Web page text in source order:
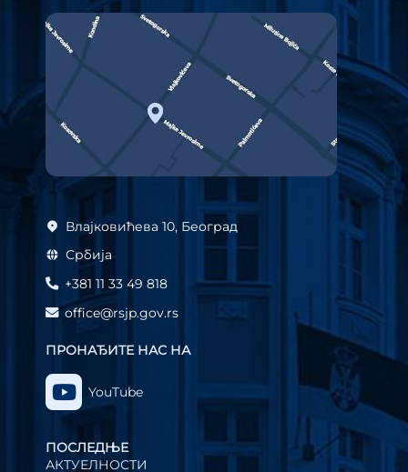
Влајковићева 10, Београд
Србија
+381 11 33 49 818
office@rsjp.gov.rs
ПРОНАЂИТЕ НАС НА
YouTube
ПОСЛЕДЊЕ
АКТУЕЛНОСТИ